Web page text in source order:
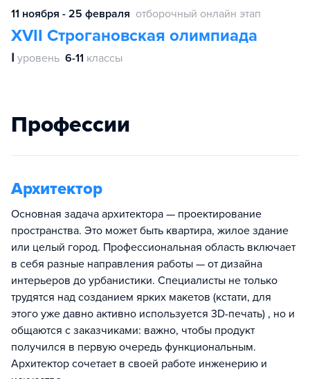
11 ноября - 25 февраля отборочный онлайн этап
XVII Строгановская олимпиада
Ⅰ уровень 6-11 классы
Профессии
Архитектор
Основная задача архитектора — проектирование
пространства. Это может быть квартира, жилое здание
или целый город. Профессиональная область включает
в себя разные направления работы — от дизайна
интерьеров до урбанистики. Специалисты не только
трудятся над созданием ярких макетов (кстати, для
этого уже давно активно используется 3D-печать) , но и
общаются с заказчиками: важно, чтобы продукт
получился в первую очередь функциональным.
Архитектор сочетает в своей работе инженерию и